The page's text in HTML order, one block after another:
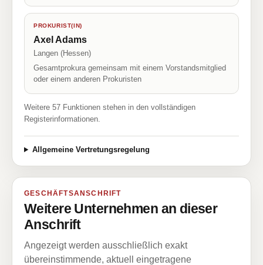
PROKURIST(IN)
Axel Adams
Langen (Hessen)
Gesamtprokura gemeinsam mit einem Vorstandsmitglied
oder einem anderen Prokuristen
Weitere 57 Funktionen stehen in den vollständigen
Registerinformationen.
Allgemeine Vertretungsregelung
GESCHÄFTSANSCHRIFT
Weitere Unternehmen an dieser
Anschrift
Angezeigt werden ausschließlich exakt
übereinstimmende, aktuell eingetragene